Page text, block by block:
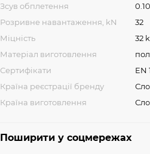
Зсув обплетення
Розривне навантаження, kN
32
Міцність
32
Матеріал виготовлення
Сертифікати
EN
Країна реєстрації бренду
Країна виготовлення
Поширити у соцмережах